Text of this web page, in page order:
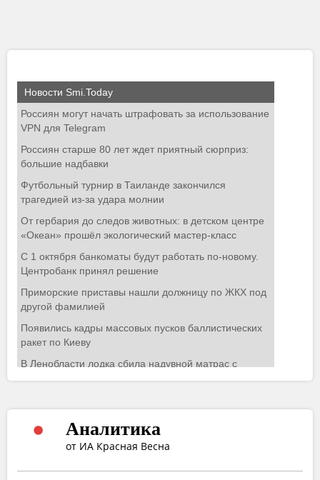
Аналитика
от ИА Красная Весна